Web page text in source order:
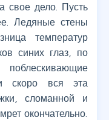
свое дело. Пусть
Ледяные стены
температур
синих глаз, по
скоро вся эта
сломанной и
окончательно.